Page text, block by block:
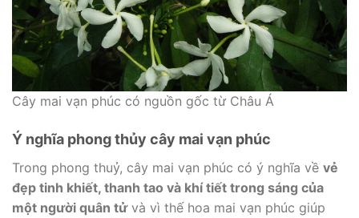
Cây mai vạn phúc có nguồn gốc từ Châu Á
Ý nghĩa phong thủy cây mai vạn phúc
Trong phong thuỷ, cây mai vạn phúc có ý nghĩa về vẻ
đẹp tinh khiết, thanh tao và khí tiết trong sáng của
một người quân tửvà vì thế hoa mai vạn phúc giúp